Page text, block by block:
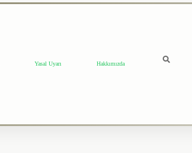
Yasal Uyarı Hakkımızda